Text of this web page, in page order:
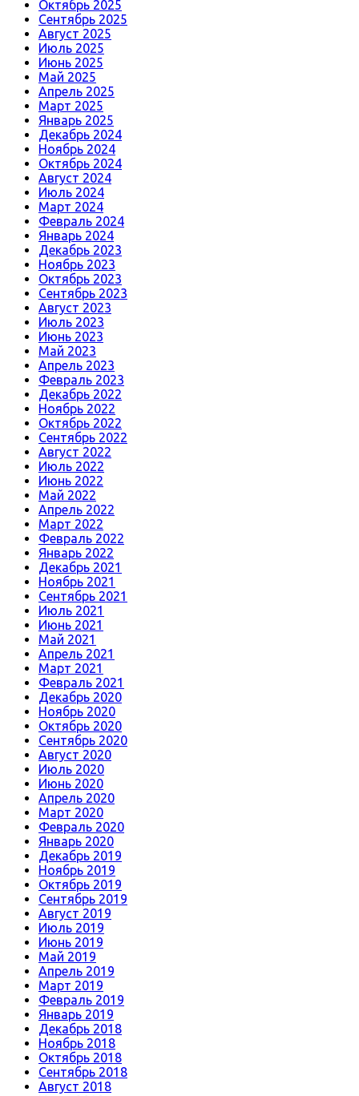
Октябрь 2025
Сентябрь 2025
Август 2025
Июль 2025
Июнь 2025
Май 2025
Апрель 2025
Март 2025
Январь 2025
Декабрь 2024
Ноябрь 2024
Октябрь 2024
Август 2024
Июль 2024
Март 2024
Февраль 2024
Январь 2024
Декабрь 2023
Ноябрь 2023
Октябрь 2023
Сентябрь 2023
Август 2023
Июль 2023
Июнь 2023
Май 2023
Апрель 2023
Февраль 2023
Декабрь 2022
Ноябрь 2022
Октябрь 2022
Сентябрь 2022
Август 2022
Июль 2022
Июнь 2022
Май 2022
Апрель 2022
Март 2022
Февраль 2022
Январь 2022
Декабрь 2021
Ноябрь 2021
Сентябрь 2021
Июль 2021
Июнь 2021
Май 2021
Апрель 2021
Март 2021
Февраль 2021
Декабрь 2020
Ноябрь 2020
Октябрь 2020
Сентябрь 2020
Август 2020
Июль 2020
Июнь 2020
Апрель 2020
Март 2020
Февраль 2020
Январь 2020
Декабрь 2019
Ноябрь 2019
Октябрь 2019
Сентябрь 2019
Август 2019
Июль 2019
Июнь 2019
Май 2019
Апрель 2019
Март 2019
Февраль 2019
Январь 2019
Декабрь 2018
Ноябрь 2018
Октябрь 2018
Сентябрь 2018
Август 2018